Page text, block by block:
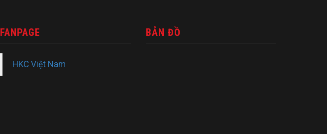
FANPAGE
HKC Việt Nam
BẢN ĐỒ